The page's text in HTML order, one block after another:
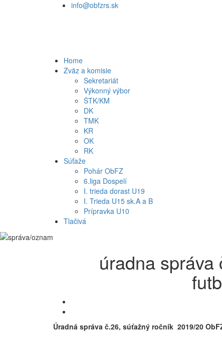
info@obfzrs.sk
Home
Zväz a komisie
Sekretariát
Výkonný výbor
ŠTK/KM
DK
TMK
KR
OK
RK
Súťaže
Pohár ObFZ
6.liga Dospelí
I. trieda dorast U19
I. Trieda U15 sk.A a B
Prípravka U10
Tlačivá
úradna
Úradná správa č.26, súťažný ročník 2019/20